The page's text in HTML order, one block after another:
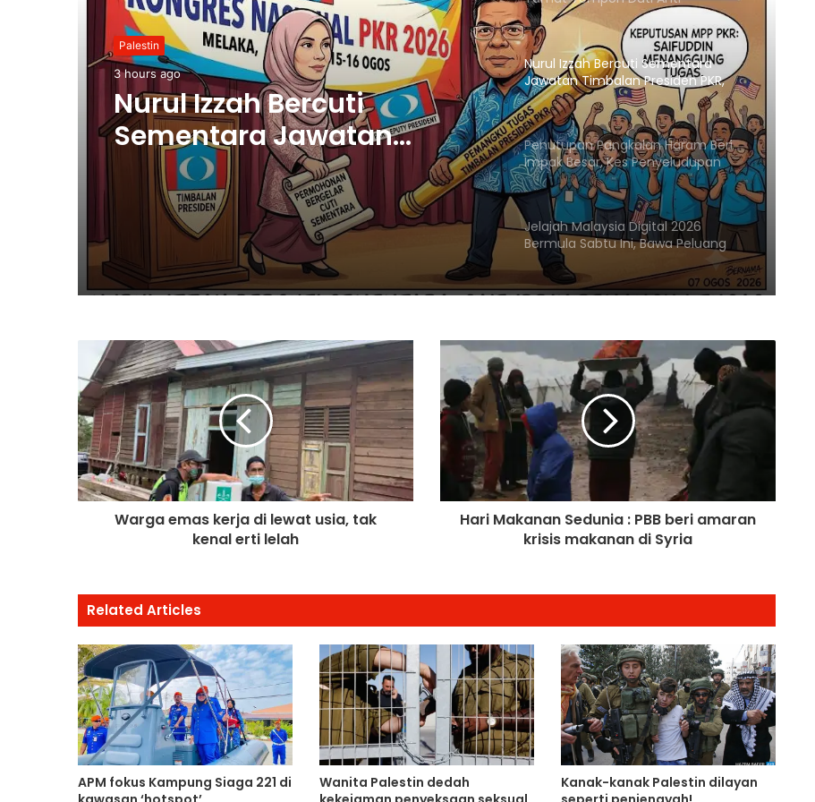
Palestin
3 hours ago
Nurul Izzah Bercuti
Sementara Jawatan
Timbalan Presiden PKR,
Saifuddin Pemangku
Tugas
Lambakan Import Gegelung Keluli
China, Vietnam
Nurul Izzah Bercuti Sementara
Jawatan Timbalan Presiden PKR,
Saifuddin Pemangku Tugas
Penutupan Pangkalan Haram Beri
Impak Besar, Kes Penyeludupan
Petrol dan Diesel Menjunam
Jelajah Malaysia Digital 2026
Bermula Sabtu Ini, Bawa Peluang
Ekonomi ke Komuniti Setempat
Malaysia-Hungary Perkukuh
Kerjasama Pertanian dan
Keterjaminan Makanan
Ketua Mossad Pecat Dua Pegawai
Kanan Kerana Plot Gagal Guling
Kerajaan Iran
Itali Bakal Berdepan Gelombang
Israel Arah Tebang Pokok di 78 Ekar
Tanah Tebing Barat
RCI Tabung Haji: SPRM Sambung
Rakam Percakapan Bekas CFO
Kerajaan Mulakan Kajian Semula
Warga emas kerja di lewat usia, tak
kenal erti lelah
Hari Makanan Sedunia : PBB beri amaran
krisis makanan di Syria
Related Articles
APM fokus Kampung Siaga 221 di
Wanita Palestin dedah
Kanak-kanak Palestin dilayan